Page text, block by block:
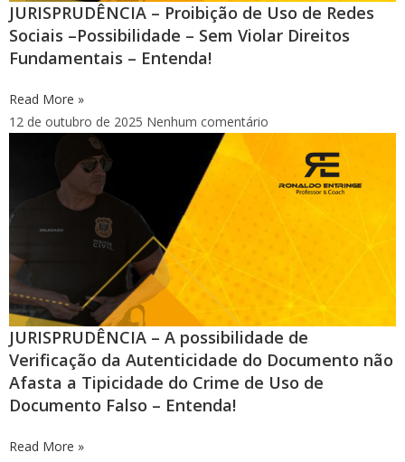
JURISPRUDÊNCIA – Proibição de Uso de Redes
Sociais –Possibilidade – Sem Violar Direitos
Fundamentais – Entenda!
Read More »
12 de outubro de 2025 Nenhum comentário
JURISPRUDÊNCIA – A possibilidade de
Verificação da Autenticidade do Documento não
Afasta a Tipicidade do Crime de Uso de
Documento Falso – Entenda!
Read More »